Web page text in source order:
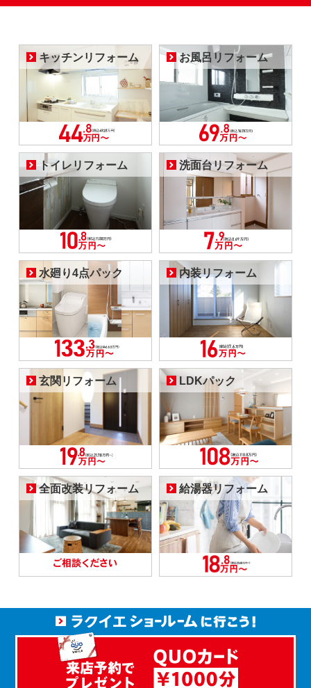
キッチンリフォーム お風呂リフォーム
トイレリフォーム 洗面台リフォーム
水廻り4点パック 内装リフォーム
玄関リフォーム LDKパック
全面改装リフォーム 給湯器リフォーム